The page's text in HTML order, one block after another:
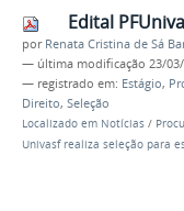
Edital
por Renata Cristina de Sá
— última modificação 23/
— registrado em: Estágio,
Direito, Seleção
Localizado em Notícias /
Univasf realiza seleção para